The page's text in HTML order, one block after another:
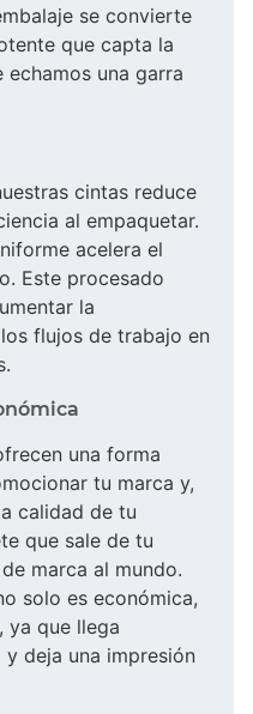
se convierte
que capta la
una garra
cintas reduce
al empaquetar.
acelera el
Este procesado
la
flujos de trabajo en
una forma
tu marca y,
calidad de tu
que sale de tu
marca al mundo.
solo es económica,
ya que llega
deja una impresión